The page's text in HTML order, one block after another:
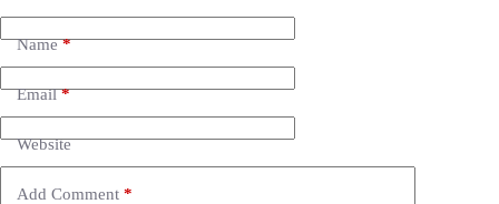
Name*
Email*
Website
Add Comment *